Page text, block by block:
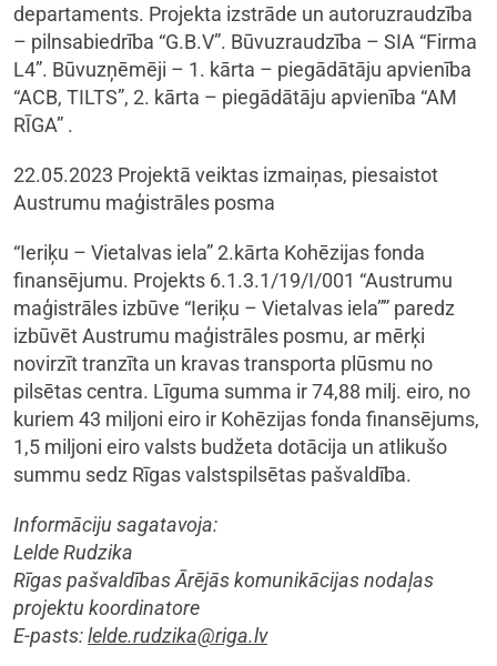
departaments. Projekta izstrāde un autoruzraudzība
– pilnsabiedrība “G.B.V”. Būvuzraudzība – SIA “Firma
L4”. Būvuzņēmēji – 1. kārta – piegādātāju apvienība
“ACB, TILTS”, 2. kārta – piegādātāju apvienība “AM
RĪGA” .
22.05.2023 Projektā veiktas izmaiņas, piesaistot
Austrumu maģistrāles posma
“Ieriķu – Vietalvas iela” 2.kārta Kohēzijas fonda
finansējumu. Projekts 6.1.3.1/19/I/001 “Austrumu
maģistrāles izbūve “Ieriķu – Vietalvas iela”” paredz
izbūvēt Austrumu maģistrāles posmu, ar mērķi
novirzīt tranzīta un kravas transporta plūsmu no
pilsētas centra. Līguma summa ir 74,88 milj. eiro, no
kuriem 43 miljoni eiro ir Kohēzijas fonda finansējums,
1,5 miljoni eiro valsts budžeta dotācija un atlikušo
summu sedz Rīgas valstspilsētas pašvaldība.
Informāciju sagatavoja:
Lelde Rudzika
Rīgas pašvaldības Ārējās komunikācijas nodaļas
projektu koordinatore
E-pasts:lelde.rudzika@riga.lv